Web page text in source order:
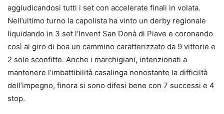
aggiudicandosi tutti i set con accelerate finali in volata.
Nell’ultimo turno la capolista ha vinto un derby regionale
liquidando in 3 set l’Invent San Donà di Piave e coronando
così al giro di boa un cammino caratterizzato da 9 vittorie e
2 sole sconfitte. Anche i marchigiani, intenzionati a
mantenere l’imbattibilità casalinga nonostante la difficiltà
dell’impegno, finora si sono difesi bene con 7 successi e 4
stop.